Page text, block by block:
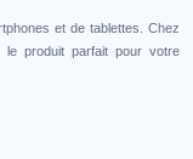
et de tablettes. Chez
le produit parfait pour votre